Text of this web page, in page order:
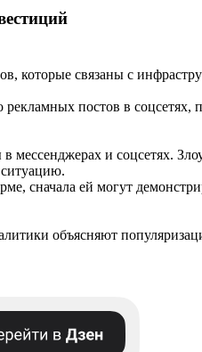
которые связаны с
рекламных постов в
мессенджерах и соцсетях.
сначала ей могут
объясняют